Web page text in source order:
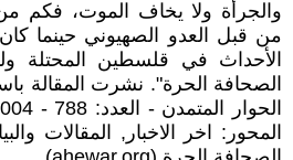
والجرأة ولا يخاف الموت،
من قبل العدو الصهيوني حينما
الأحداث في قلسطين المحتلة
الصحافة الحرة". نشرت المقالة
المحور: اخر الاخبار, المقالات